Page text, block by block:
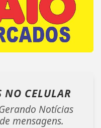
NO CELULAR
Notícias
mensagens.